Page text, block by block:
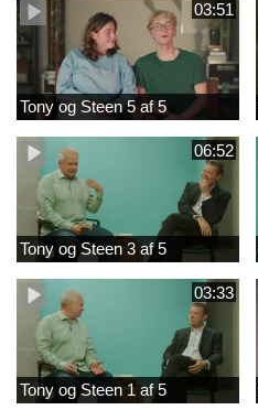
03:51
Tony og Steen 5 af 5
06:52
Tony og Steen 3 af 5
03:33
Tony og Steen 1 af 5